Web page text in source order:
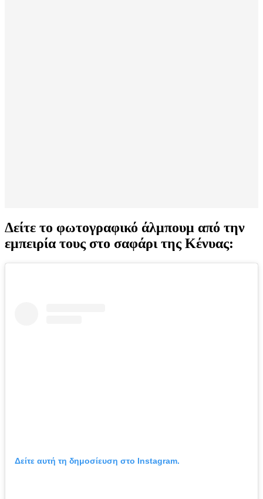
Δείτε το φωτογραφικό άλμπουμ από την
εμπειρία τους στο σαφάρι της Κένυας:
Δείτε αυτή τη δημοσίευση στο Instagram.